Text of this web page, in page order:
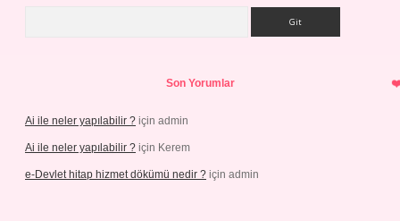
Son Yorumlar
Ai ile neler yapılabilir ? için admin
Ai ile neler yapılabilir ? için Kerem
e-Devlet hitap hizmet dökümü nedir ? için admin